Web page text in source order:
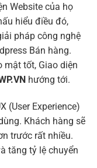
Website của họ
hiểu điều đó,
pháp công nghệ
Bán hàng.
mật tốt, Giao diện
hướng tới.
(User Experience)
Khách hàng sẽ
trước rất nhiều.
tăng tỷ lệ chuyển